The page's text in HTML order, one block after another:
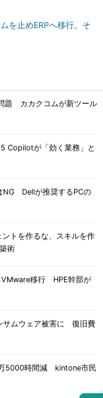
を止めERPへ移行。そ
題 カカクコムが新ツール
Copilotが「効く業務」と
NG Dellが推奨するPCの
トを作るな、スキルを作
術
VMware移行 HPE幹部が
サムウェア被害に 復旧費
5000時間減 kintone市民